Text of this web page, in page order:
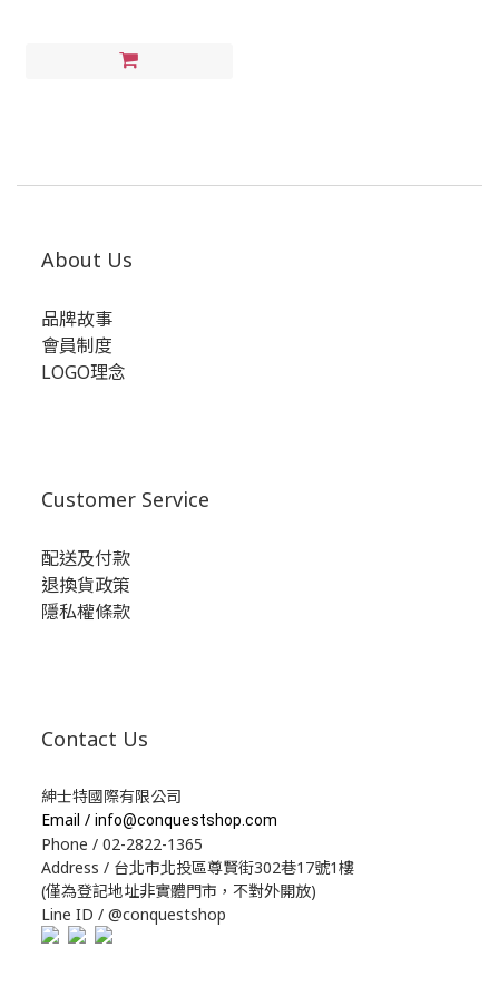
About Us
品牌故事
會員制度
LOGO理念
Customer Service
配送及付款
退換貨政策
隱私權條款
Contact Us
紳士特國際有限公司
Email / info@conquestshop.com
Phone / 02-2822-1365
Address / 台北市北投區尊賢街302巷17號1樓
(僅為登記地址非實體門市，不對外開放)
Line ID / @conquestshop